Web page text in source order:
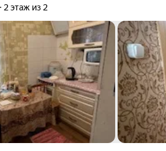
2 этаж из 2